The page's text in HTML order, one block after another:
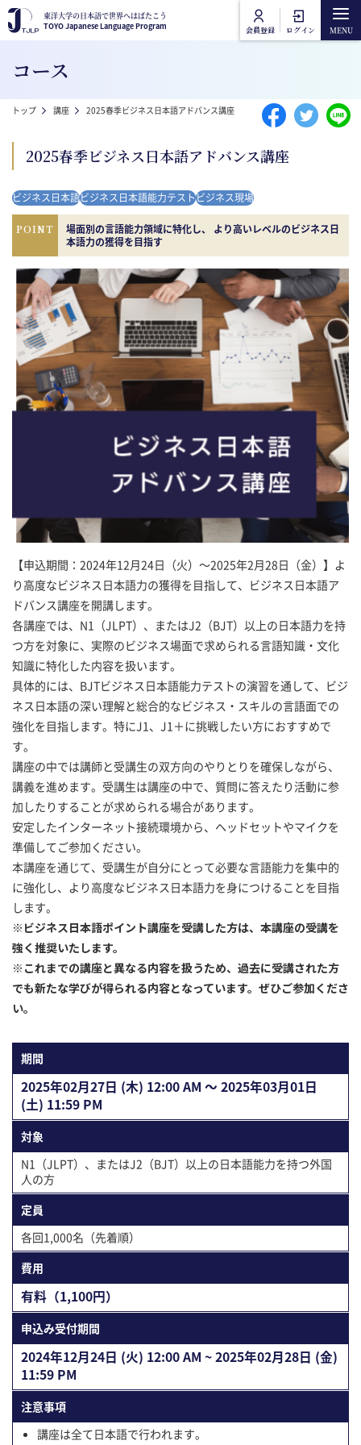
メインコンテンツに移動
東洋大学の日本語で世界へはばたこう
TOYO Japanese Language Program
会員登録 ログイン
東洋大学の日本語で世界へはばたこう
TOYO Japanese Language Program
Main navigation
東洋大学一般教養講座
オンライン受講方法
よくあるご質問
お問合せ
コース
パンくず
トップ 講座 2025春季ビジネス日本語アドバンス講座
2025春季ビジネス日本語アドバンス講座
ビジネス日本語ビジネス日本語能力テストビジネス現場
POINT
場面別の言語能力領域に特化し、 より高いレベルのビジネス日
本語力の獲得を目指す
【申込期間：2024年12月24日（火）～2025年2月28日（金）】よ
り高度なビジネス日本語力の獲得を目指して、ビジネス日本語ア
ドバンス講座を開講します。
各講座では、N1（JLPT）、またはJ2（BJT）以上の日本語力を持
つ方を対象に、実際のビジネス場面で求められる言語知識・文化
知識に特化した内容を扱います。
具体的には、BJTビジネス日本語能力テストの演習を通して、ビジ
ネス日本語の深い理解と総合的なビジネス・スキルの言語面での
強化を目指します。特にJ1、J1＋に挑戦したい方におすすめで
す。
講座の中では講師と受講生の双方向のやりとりを確保しながら、
講義を進めます。受講生は講座の中で、質問に答えたり活動に参
加したりすることが求められる場合があります。
安定したインターネット接続環境から、ヘッドセットやマイクを
準備してご参加ください。
本講座を通じて、受講生が自分にとって必要な言語能力を集中的
に強化し、より高度なビジネス日本語力を身につけることを目指
します。
※ビジネス日本語ポイント講座を受講した方は、本講座の受講を
強く推奨いたします。
※これまでの講座と異なる内容を扱うため、過去に受講された方
でも新たな学びが得られる内容となっています。ぜひご参加くださ
い。
期間
2025年02⽉27⽇ (木) 12:00 AM 〜 2025年03⽉01⽇
(土) 11:59 PM
対象
N1（JLPT）、またはJ2（BJT）以上の日本語能力を持つ外国
人の方
定員
各回1,000名（先着順）
費用
有料（1,100円）
申込み受付期間
2024年12⽉24⽇ (火) 12:00 AM ~ 2025年02⽉28⽇ (金)
11:59 PM
注意事項
講座は全て日本語で行われます。